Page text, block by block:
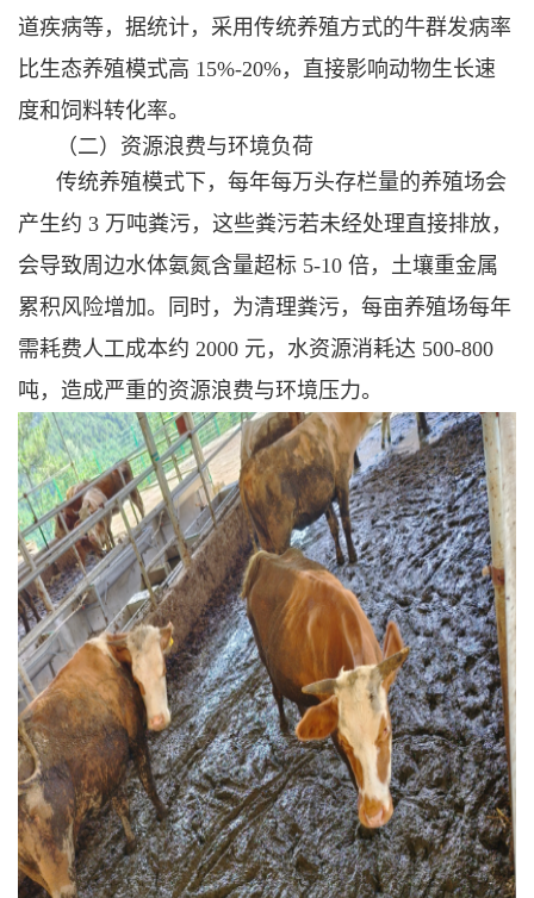
道疾病等，据统计，采用传统养殖方式的牛群发病率
比生态养殖模式高 15%-20%，直接影响动物生长速
度和饲料转化率。
（二）资源浪费与环境负荷
传统养殖模式下，每年每万头存栏量的养殖场会
产生约 3 万吨粪污，这些粪污若未经处理直接排放，
会导致周边水体氨氮含量超标 5-10 倍，土壤重金属
累积风险增加。同时，为清理粪污，每亩养殖场每年
需耗费人工成本约 2000 元，水资源消耗达 500-800
吨，造成严重的资源浪费与环境压力。